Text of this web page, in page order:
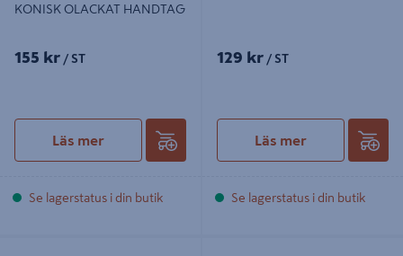
KONISK OLACKAT HANDTAG
155 kr / ST
Läs mer
Se lagerstatus i din butik
129 kr / ST
Läs mer
Se lagerstatus i din butik